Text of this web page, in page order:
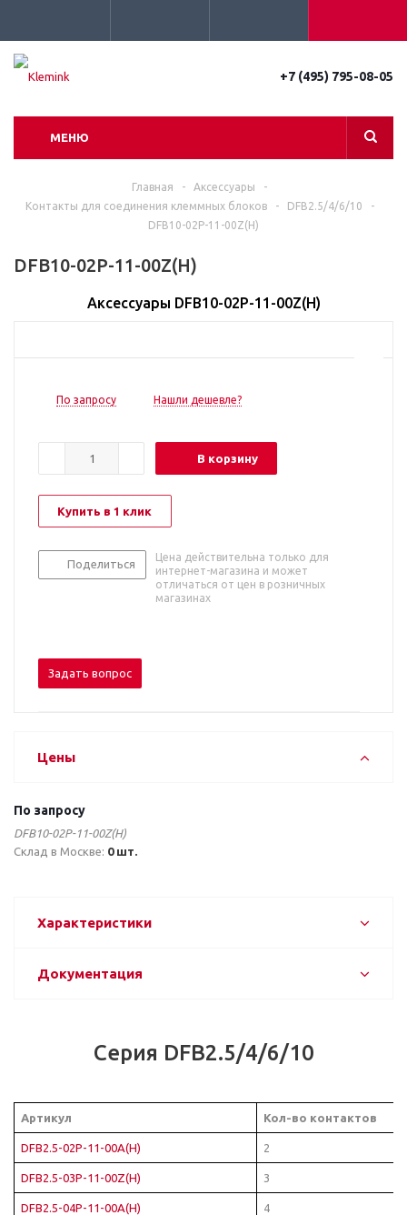
+7 (495) 795-08-05
МЕНЮ
Главная - Аксессуары
-
Контакты для соединения клеммных блоков
- DFB2.5/4/6/10
-
DFB10-02P-11-00Z(H)
DFB10-02P-11-00Z(H)
Аксессуары DFB10-02P-11-00Z(H)
По запросу Нашли дешевле?
В корзину
Купить в 1 клик
Поделиться
Цена действительна только для
интернет-магазина и может
отличаться от цен в розничных
магазинах
Задать вопрос
Цены
По запросу
DFB10-02P-11-00Z(H)
Склад в Москве: 0 шт.
Характеристики
Документация
Серия DFB2.5/4/6/10
Артикул Кол-во контактов
DFB2.5-02P-11-00A(H) 2
DFB2.5-03P-11-00Z(H) 3
DFB2.5-04P-11-00A(H) 4